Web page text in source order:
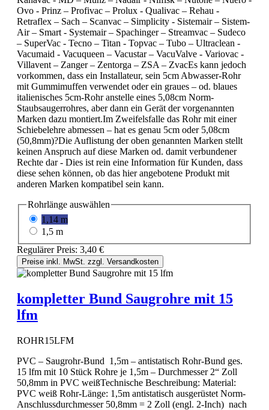
Ovo - Prinz – Profivac – Prolux - Qualivac – Rehau -
Retraflex – Sach – Scanvac – Simplicity - Sistemair – Sistem-
Air – Smart - Systemair – Spachinger – Streamvac – Sudeco
– SuperVac - Tecno – Titan - Topvac – Tubo – Ultraclean -
Vacumaid - Vacuqueen – Vacustar – VacuValve - Variovac -
Villavent – Zanger – Zentorga – ZSA – ZvacEs kann jedoch
vorkommen, dass ein Installateur, sein 5cm Abwasser-Rohr
mit Gummimuffen verwendet oder ein graues – od. blaues
italienisches 5cm-Rohr anstelle eines 5,08cm Norm-
Staubsaugerrohres, aber dann ein Gerät der vorgenannten
Marken dazu montiert.Im Zweifelsfalle das Rohr mit einer
Schiebelehre abmessen – hat es genau 5cm oder 5,08cm
(50,8mm)?Die Auflistung der oben genannten Marken stellt
keinen Anspruch auf diese Marken od. damit verbundener
Rechte dar - Dies ist rein eine Information für Kunden, dass
diese sehen können, ob das hier angebotene Produkt mit
anderen Marken kompatibel sein kann.
Rohrlänge auswählen
1,14 m
1,5 m
Regulärer Preis: 3,40 €
Preise inkl. MwSt. zzgl. Versandkosten
kompletter Bund Saugrohre mit 15
lfm
ROHR15LFM
PVC – Saugrohr-Bund 1,5m – antistatisch Rohr-Bund ges.
15 lfm mit 10 Stück Rohre je 1,5m – Durchmesser 2“ Zoll
50,8mm in PVC weißTechnische Beschreibung: Material:
PVC weiß Rohr-Länge: 1,5m antistatisch ausgerüstet Norm-
Anschlussdurchmesser 50,8mm = 2 Zoll (engl. 2-Inch) nach